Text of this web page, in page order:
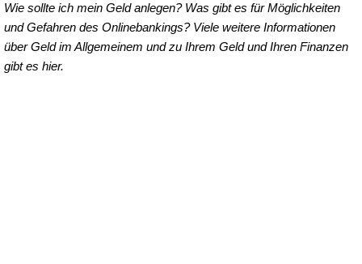
Wie sollte ich mein Geld anlegen? Was gibt es für Möglichkeiten
und Gefahren des Onlinebankings? Viele weitere Informationen
über Geld im Allgemeinem und zu Ihrem Geld und Ihren Finanzen
gibt es hier.